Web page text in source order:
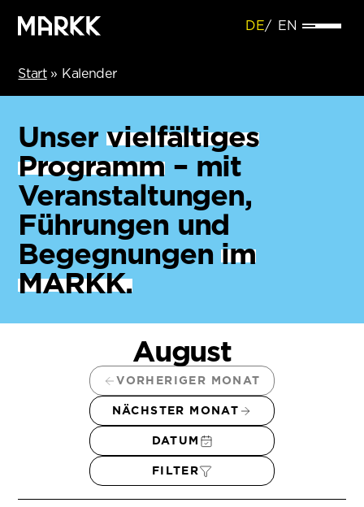
DE EN
Start» Kalender
Unser vielfältiges
Programm– mit
Veranstaltungen,
Führungen und
Begegnungenim
MARKK.
August
VORHERIGER MONAT
NÄCHSTER MONAT
DATUM
FILTER